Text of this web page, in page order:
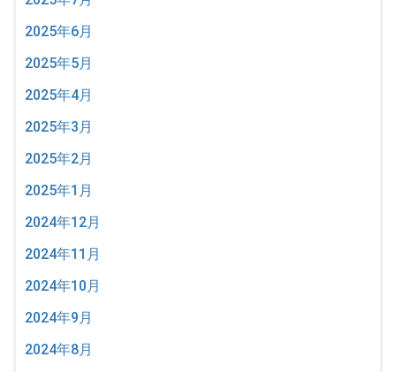
2025年6月
2025年5月
2025年4月
2025年3月
2025年2月
2025年1月
2024年12月
2024年11月
2024年10月
2024年9月
2024年8月